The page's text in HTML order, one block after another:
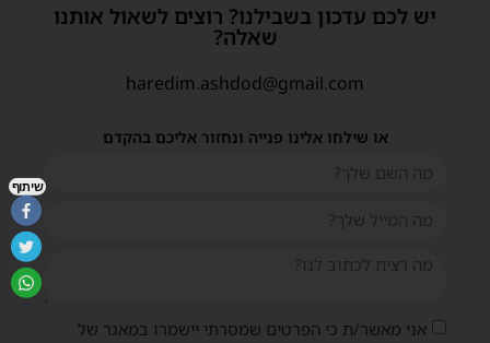
יש לכם עדכון בשבילנו? רוצים לשאול אותנו
שאלה?
haredim.ashdod@gmail.com
או שילחו אלינו פנייה ונחזור אליכם בהקדם
אני מאשר/ת כי הפרטים שמסרתי יישמרו במאגר של
שיתוף